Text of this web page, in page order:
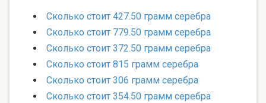
Сколько стоит 427.50 грамм серебра
Сколько стоит 779.50 грамм серебра
Сколько стоит 372.50 грамм серебра
Сколько стоит 815 грамм серебра
Сколько стоит 306 грамм серебра
Сколько стоит 354.50 грамм серебра